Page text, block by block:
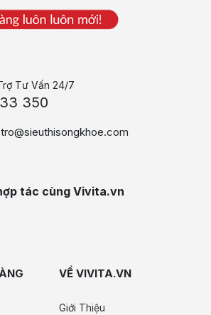
Tư Vấn 24/7
350
tác cùng Vivita.vn
VỀ VIVITA.VN
Giới Thiệu